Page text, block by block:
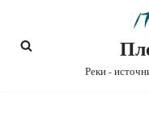
Перейти
Реки -